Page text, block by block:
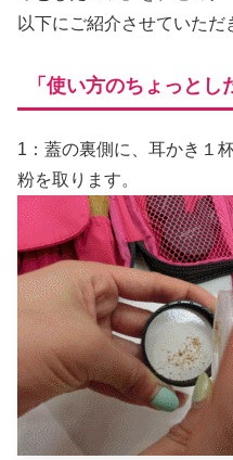
以下にご紹介させていただ
「使い方のちょっとし
1：蓋の裏側に、耳かき１
粉を取ります。